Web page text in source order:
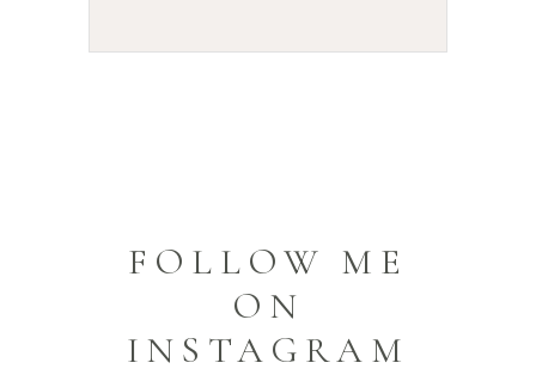
FOLLOW ME
ON
INSTAGRAM